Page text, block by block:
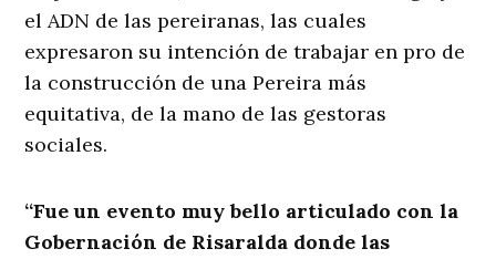
el ADN de las pereiranas, las cuales
expresaron su intención de trabajar en pro de
la construcción de una Pereira más
equitativa, de la mano de las gestoras
sociales.
“Fue un evento muy bello articulado con la
Gobernación de Risaralda donde las